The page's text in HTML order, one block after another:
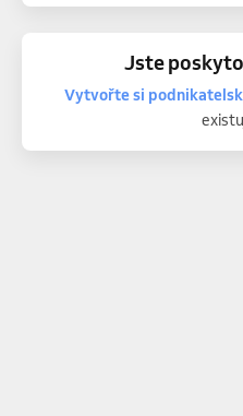
Jste
Vytvořte si